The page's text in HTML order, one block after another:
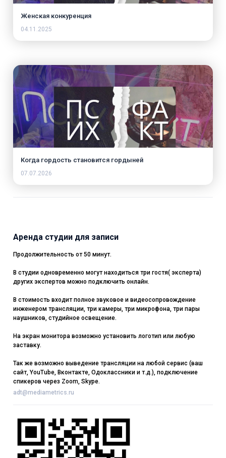
Женская конкуренция
04.11.2025
Когда гордость становится гордыней
07.07.2026
Аренда студии для записи
Продолжительность от 50 минут.
В студии одновременно могут находиться три гостя( эксперта)
других экспертов можно подключить онлайн.
В стоимость входит полное звуковое и видеосопровождение
инженером трансляции, три камеры, три микрофона, три пары
наушников, студийное освещение.
На экран монитора возможно установить логотип или любую
заставку.
Так же возможно выведение трансляции на любой сервис (ваш
сайт, YouTube, Вконтакте, Одоклассники и т.д.), подключение
спикеров через Zoom, Skype.
adt@mediametrics.ru